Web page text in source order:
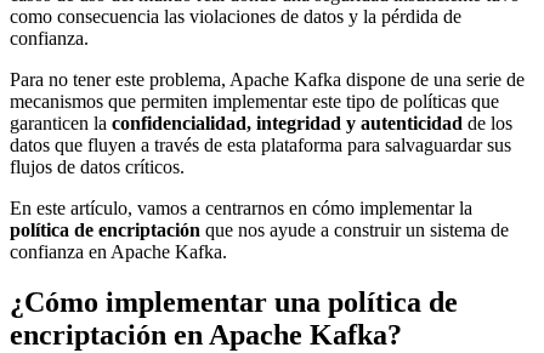
como consecuencia las violaciones de datos y la pérdida de
confianza.
Para no tener este problema, Apache Kafka dispone de una serie de
mecanismos que permiten implementar este tipo de políticas que
garanticen la confidencialidad, integridad y autenticidad de los
datos que fluyen a través de esta plataforma para salvaguardar sus
flujos de datos críticos.
En este artículo, vamos a centrarnos en cómo implementar la
política de encriptación que nos ayude a construir un sistema de
confianza en Apache Kafka.
¿Cómo implementar una política de
encriptación en Apache Kafka?